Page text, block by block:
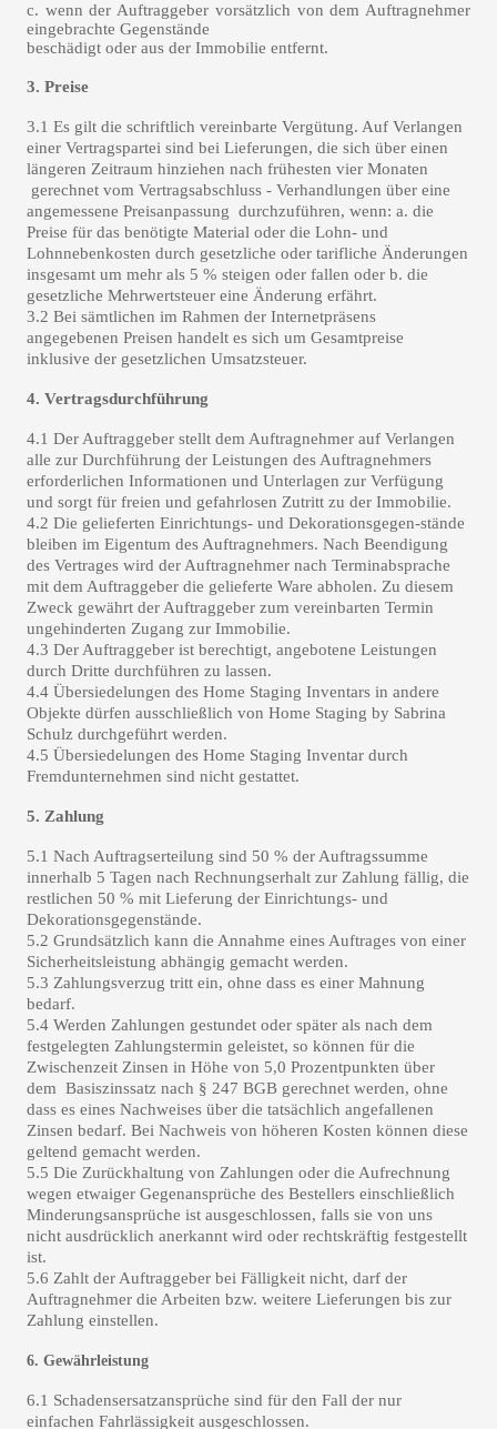
c. wenn der Auftraggeber vorsätzlich von dem Auftragnehmer
eingebrachte Gegenstände
beschädigt oder aus der Immobilie entfernt.
3. Preise
3.1 Es gilt die schriftlich vereinbarte Vergütung. Auf Verlangen
einer Vertragspartei sind bei Lieferungen, die sich über einen
längeren Zeitraum hinziehen nach frühesten vier Monaten
gerechnet vom Vertragsabschluss - Verhandlungen über eine
angemessene Preisanpassung durchzuführen, wenn: a. die
Preise für das benötigte Material oder die Lohn- und
Lohnnebenkosten durch gesetzliche oder tarifliche Änderungen
insgesamt um mehr als 5 % steigen oder fallen oder b. die
gesetzliche Mehrwertsteuer eine Änderung erfährt.
3.2 Bei sämtlichen im Rahmen der Internetpräsens
angegebenen Preisen handelt es sich um Gesamtpreise
inklusive der gesetzlichen Umsatzsteuer.
4. Vertragsdurchführung
4.1 Der Auftraggeber stellt dem Auftragnehmer auf Verlangen
alle zur Durchführung der Leistungen des Auftragnehmers
erforderlichen Informationen und Unterlagen zur Verfügung
und sorgt für freien und gefahrlosen Zutritt zu der Immobilie.
4.2 Die gelieferten Einrichtungs- und Dekorationsgegen-stände
bleiben im Eigentum des Auftragnehmers. Nach Beendigung
des Vertrages wird der Auftragnehmer nach Terminabsprache
mit dem Auftraggeber die gelieferte Ware abholen. Zu diesem
Zweck gewährt der Auftraggeber zum vereinbarten Termin
ungehinderten Zugang zur Immobilie.
4.3 Der Auftraggeber ist berechtigt, angebotene Leistungen
durch Dritte durchführen zu lassen.
4.4 Übersiedelungen des Home Staging Inventars in andere
Objekte dürfen ausschließlich von Home Staging by Sabrina
Schulz durchgeführt werden.
4.5 Übersiedelungen des Home Staging Inventar durch
Fremdunternehmen sind nicht gestattet.
5. Zahlung
5.1 Nach Auftragserteilung sind 50 % der Auftragssumme
innerhalb 5 Tagen nach Rechnungserhalt zur Zahlung fällig, die
restlichen 50 % mit Lieferung der Einrichtungs- und
Dekorationsgegenstände.
5.2 Grundsätzlich kann die Annahme eines Auftrages von einer
Sicherheitsleistung abhängig gemacht werden.
5.3 Zahlungsverzug tritt ein, ohne dass es einer Mahnung
bedarf.
5.4 Werden Zahlungen gestundet oder später als nach dem
festgelegten Zahlungstermin geleistet, so können für die
Zwischenzeit Zinsen in Höhe von 5,0 Prozentpunkten über
dem Basiszinssatz nach § 247 BGB gerechnet werden, ohne
dass es eines Nachweises über die tatsächlich angefallenen
Zinsen bedarf. Bei Nachweis von höheren Kosten können diese
geltend gemacht werden.
5.5 Die Zurückhaltung von Zahlungen oder die Aufrechnung
wegen etwaiger Gegenansprüche des Bestellers einschließlich
Minderungsansprüche ist ausgeschlossen, falls sie von uns
nicht ausdrücklich anerkannt wird oder rechtskräftig festgestellt
ist.
5.6 Zahlt der Auftraggeber bei Fälligkeit nicht, darf der
Auftragnehmer die Arbeiten bzw. weitere Lieferungen bis zur
Zahlung einstellen.
6. Gewährleistung
6.1 Schadensersatzansprüche sind für den Fall der nur
einfachen Fahrlässigkeit ausgeschlossen.